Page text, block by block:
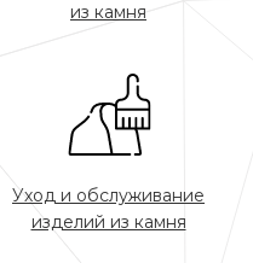
из камня
Уход и обслуживание
изделий из камня